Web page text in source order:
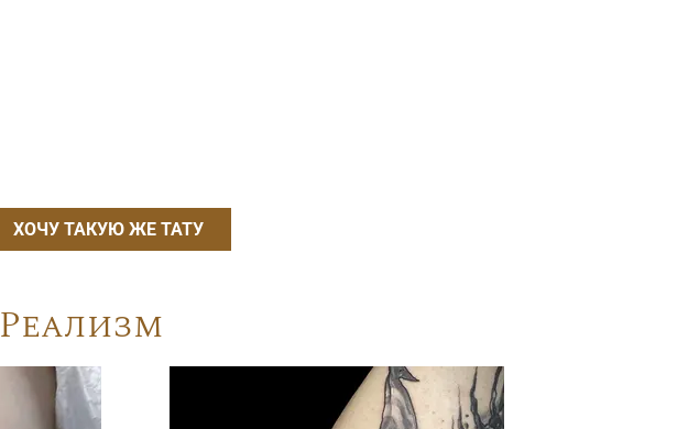
ХОЧУ ТАКУЮ ЖЕ ТАТУ
Реализм